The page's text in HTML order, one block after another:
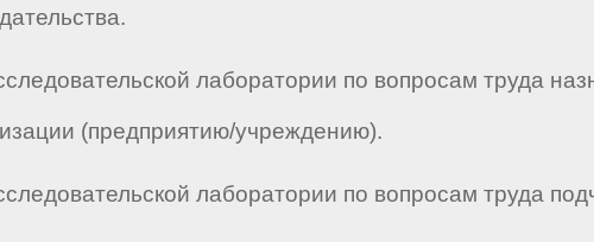
лаборатории по вопросам труда
(предприятию/учреждению).
лаборатории по вопросам труда